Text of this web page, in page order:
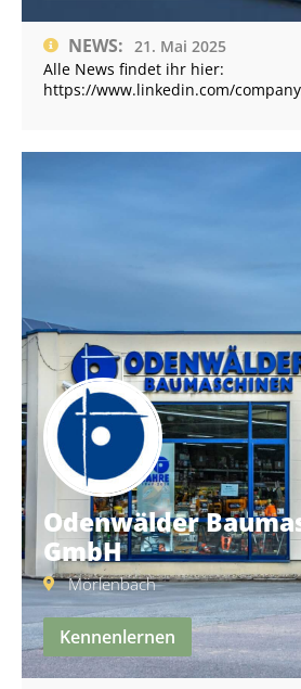
NEWS: 21. Mai 2025
Alle News findet ihr hier:
https://www.linkedin.com/
Odenwälder
GmbH
Mörlenbach
Kennenlernen